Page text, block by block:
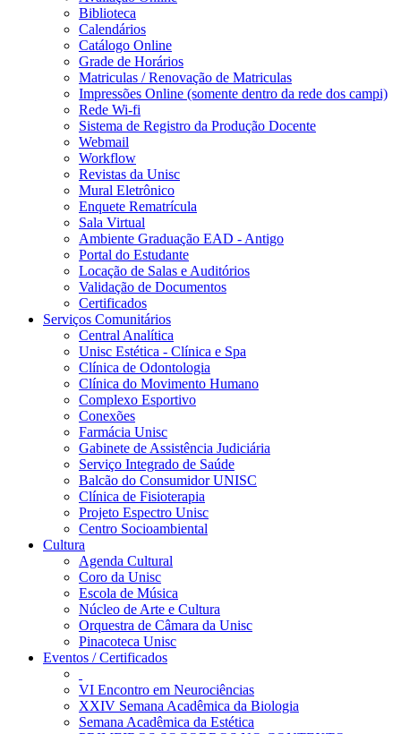
Biblioteca
Calendários
Catálogo Online
Grade de Horários
Matriculas / Renovação de Matriculas
Impressões Online (somente dentro da rede dos campi)
Rede Wi-fi
Sistema de Registro da Produção Docente
Webmail
Workflow
Revistas da Unisc
Mural Eletrônico
Enquete Rematrícula
Sala Virtual
Ambiente Graduação EAD - Antigo
Portal do Estudante
Locação de Salas e Auditórios
Validação de Documentos
Certificados
Serviços Comunitários
Central Analítica
Unisc Estética - Clínica e Spa
Clínica de Odontologia
Clínica do Movimento Humano
Complexo Esportivo
Conexões
Farmácia Unisc
Gabinete de Assistência Judiciária
Serviço Integrado de Saúde
Balcão do Consumidor UNISC
Clínica de Fisioterapia
Projeto Espectro Unisc
Centro Socioambiental
Cultura
Agenda Cultural
Coro da Unisc
Escola de Música
Núcleo de Arte e Cultura
Orquestra de Câmara da Unisc
Pinacoteca Unisc
Eventos / Certificados
VI Encontro em Neurociências
XXIV Semana Acadêmica da Biologia
Semana Acadêmica da Estética